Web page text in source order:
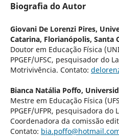
Biografia do Autor
Giovani De Lorenzi Pires,
Catarina, Florianópolis, Santa
Doutor em Educação Física
PPGEF/UFSC, pesquisador do
Motrivivência. Contato:
Bianca Natália Poffo,
Mestre em Educação Física
PPGEF/UFPR, pesquisadora do
Coordenadora da comissão
Contato: